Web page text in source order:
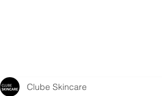
Clube Skincare